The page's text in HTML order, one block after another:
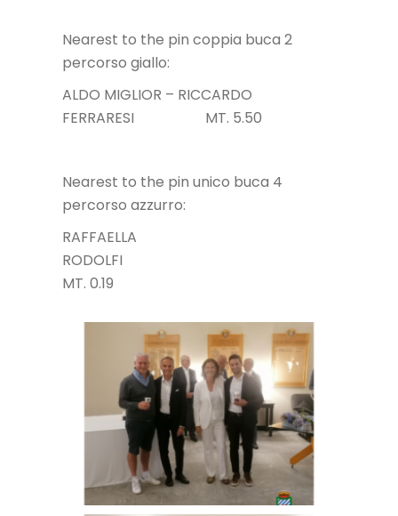
Nearest to the pin coppia buca 2
percorso giallo:
ALDO MIGLIOR – RICCARDO
FERRARESI MT. 5.50
Nearest to the pin unico buca 4
percorso azzurro:
RAFFAELLA
RODOLFI
MT. 0.19